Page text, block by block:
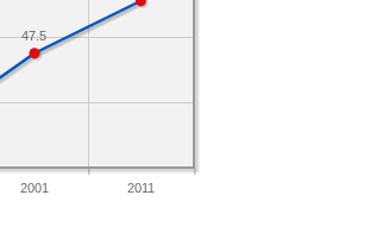
2001 2011
47.5